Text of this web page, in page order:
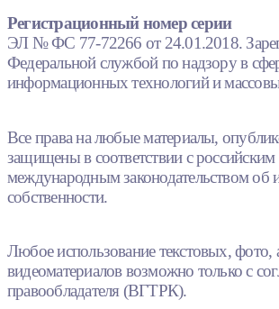
Регистрационный номер серии
ЭЛ № ФС 77-72266 от 24.01.2018.
Федеральной службой по надзору в
информационных технологий и
Все права на любые материалы,
защищены в соответствии с российским
международным законодательством об
собственности.
Любое использование текстовых, фото,
видеоматериалов возможно только с
правообладателя (ВГТРК).